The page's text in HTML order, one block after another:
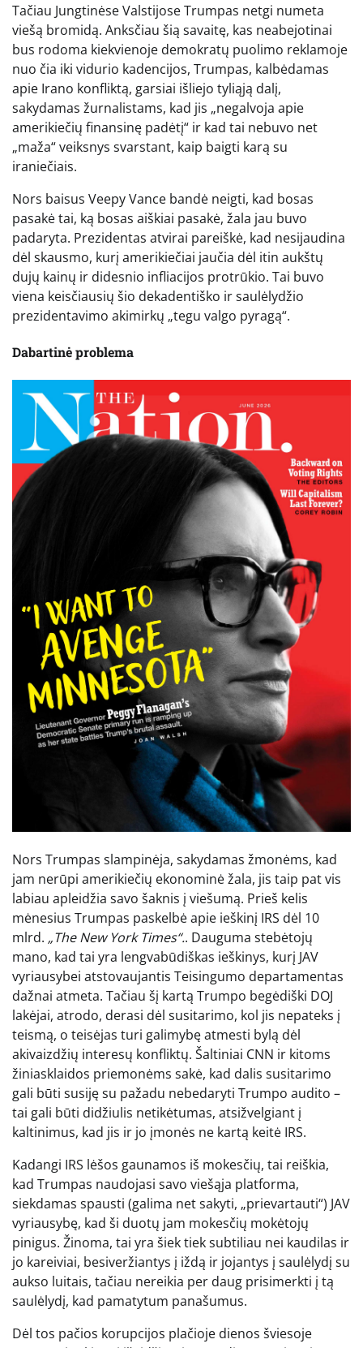
Tačiau Jungtinėse Valstijose Trumpas netgi numeta
viešą bromidą. Anksčiau šią savaitę, kas neabejotinai
bus rodoma kiekvienoje demokratų puolimo reklamoje
nuo čia iki vidurio kadencijos, Trumpas, kalbėdamas
apie Irano konfliktą, garsiai išliejo tyliąją dalį,
sakydamas žurnalistams, kad jis „negalvoja apie
amerikiečių finansinę padėtį“ ir kad tai nebuvo net
„maža“ veiksnys svarstant, kaip baigti karą su
iraniečiais.
Nors baisus Veepy Vance bandė neigti, kad bosas
pasakė tai, ką bosas aiškiai pasakė, žala jau buvo
padaryta. Prezidentas atvirai pareiškė, kad nesijaudina
dėl skausmo, kurį amerikiečiai jaučia dėl itin aukštų
dujų kainų ir didesnio infliacijos protrūkio. Tai buvo
viena keisčiausių šio dekadentiško ir saulėlydžio
prezidentavimo akimirkų „tegu valgo pyragą“.
Dabartinė problema
Nors Trumpas slampinėja, sakydamas žmonėms, kad
jam nerūpi amerikiečių ekonominė žala, jis taip pat vis
labiau apleidžia savo šaknis į viešumą. Prieš kelis
mėnesius Trumpas paskelbė apie ieškinį IRS dėl 10
mlrd. „The New York Times“.. Dauguma stebėtojų
mano, kad tai yra lengvabūdiškas ieškinys, kurį JAV
vyriausybei atstovaujantis Teisingumo departamentas
dažnai atmeta. Tačiau šį kartą Trumpo begėdiški DOJ
lakėjai, atrodo, derasi dėl susitarimo, kol jis nepateks į
teismą, o teisėjas turi galimybę atmesti bylą dėl
akivaizdžių interesų konfliktų. Šaltiniai CNN ir kitoms
žiniasklaidos priemonėms sakė, kad dalis susitarimo
gali būti susiję su pažadu nebedaryti Trumpo audito –
tai gali būti didžiulis netikėtumas, atsižvelgiant į
kaltinimus, kad jis ir jo įmonės ne kartą keitė IRS.
Kadangi IRS lėšos gaunamos iš mokesčių, tai reiškia,
kad Trumpas naudojasi savo viešąja platforma,
siekdamas spausti (galima net sakyti, „prievartauti“) JAV
vyriausybę, kad ši duotų jam mokesčių mokėtojų
pinigus. Žinoma, tai yra šiek tiek subtiliau nei kaudilas ir
jo kareiviai, besiveržiantys į iždą ir jojantys į saulėlydį su
aukso luitais, tačiau nereikia per daug prisimerkti į tą
saulėlydį, kad pamatytum panašumus.
Dėl tos pačios korupcijos plačioje dienos šviesoje